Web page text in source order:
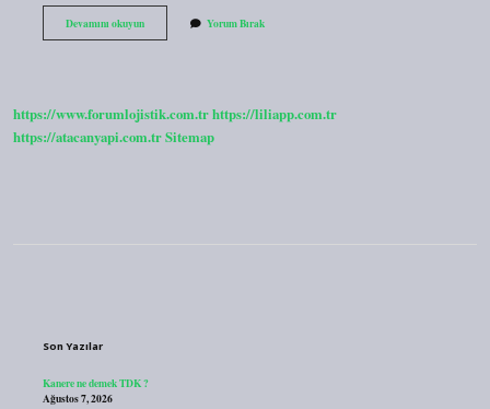
Devamını okuyunBir
Gencin
Yorum Bırak
https://www.forumlojistik.com.trhttps://liliapp.com.tr
https://atacanyapi.com.trSitemap
Son Yazılar
Kanere ne demek TDK ?
Ağustos 7, 2026